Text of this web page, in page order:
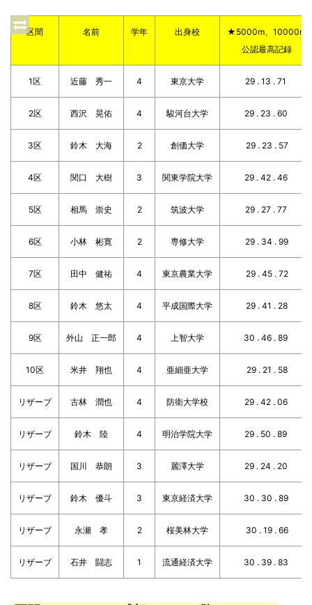
区間 名前 学年 出身校
★5000m、10000m
公認最高記録
1区 近藤 秀一 4 東京大学 29 . 13 . 71
2区 西沢 晃佑 4 駿河台大学 29 . 23 . 60
3区 鈴木 大海 2 創価大学 29 . 23 . 57
4区 関口 大樹 3 関東学院大学 29 . 42 . 46
5区 相馬 崇史 2 筑波大学 29 . 27 . 77
6区 小林 彬寛 2 専修大学 29 . 34 . 99
7区 田中 健祐 4 東京農業大学 29 . 45 . 72
8区 鈴木 悠太 4 平成国際大学 29 . 41 . 28
9区 外山 正一郎 4 上智大学 30 . 46 . 89
10区 米井 翔也 4 亜細亜大学 29 . 21 . 58
リザーブ 古林 潤也 4 防衛大学校 29 . 42 . 06
リザーブ 鈴木 陸 4 明治学院大学 29 . 50 . 89
リザーブ 国川 恭朗 3 麗澤大学 29 . 24 . 20
リザーブ 鈴木 優斗 3 東京経済大学 30 . 30 . 89
リザーブ 永瀬 孝 2 桜美林大学 30 . 19 . 66
リザーブ 石井 闘志 1 流通経済大学 30 . 39 . 83